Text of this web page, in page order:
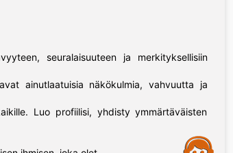
seuralaisuuteen ja merkityksellisiin
ainutlaatuisia näkökulmia, vahvuutta ja
Luo profiilisi, yhdisty ymmärtäväisten